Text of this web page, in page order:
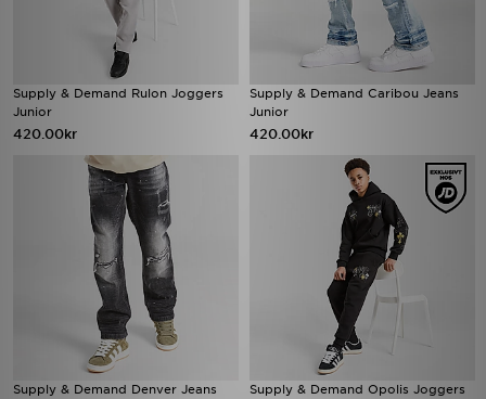
Supply & Demand Rulon Joggers
Junior
420.00kr
Supply & Demand Caribou Jeans
Junior
420.00kr
Supply & Demand Denver Jeans
Supply & Demand Opolis Joggers